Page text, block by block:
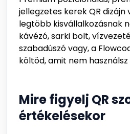
jellegzetes kerek QR dizájn
legtöbb kisvállalkozásnak
kávézó, sarki bolt,
szabadúszó vagy, a
költöd, amit nem használsz
Mire figyelj QR
értékelésekor